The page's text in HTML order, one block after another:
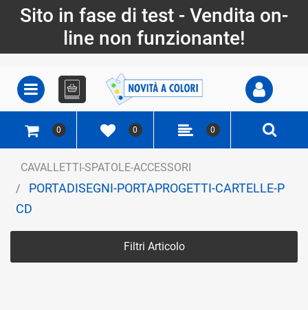
Sito in fase di test - Vendita on-
line non funzionante!
Open Open menu
0 0 0
CAVALLETTI-SPATOLE-ACCESSORI
PORTADISEGNI-PORTAPROGETTI-CARTELLE-P
CD
Filtri Articolo